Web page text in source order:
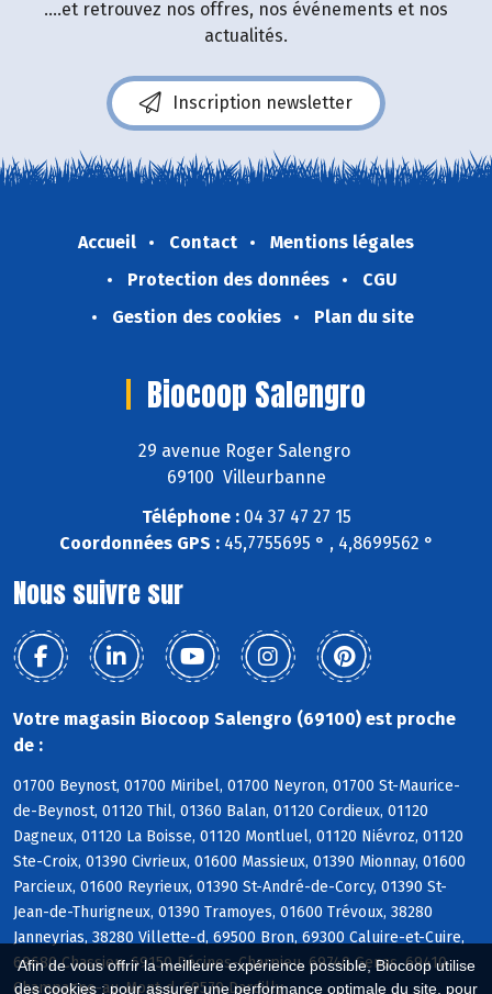
Afin de vous offrir la meilleure expérience possible, Biocoop utilise
des cookies : pour assurer une performance optimale du site, pour
....et retrouvez nos offres, nos événements et nos
actualités.
Inscription newsletter
Accueil Contact
Mentions légales
Protection des données
CGU
Gestion des cookies
Plan du site
Biocoop Salengro
29 avenue Roger Salengro
69100 Villeurbanne
Téléphone :04 37 47 27 15
Coordonnées GPS :45,7755695 ° , 4,8699562 °
Nous suivre sur
Votre magasin Biocoop Salengro (69100) est proche
de :
01700 Beynost, 01700 Miribel, 01700 Neyron, 01700 St-Maurice-
de-Beynost, 01120 Thil, 01360 Balan, 01120 Cordieux, 01120
Dagneux, 01120 La Boisse, 01120 Montluel, 01120 Niévroz, 01120
Ste-Croix, 01390 Civrieux, 01600 Massieux, 01390 Mionnay, 01600
Parcieux, 01600 Reyrieux, 01390 St-André-de-Corcy, 01390 St-
Jean-de-Thurigneux, 01390 Tramoyes, 01600 Trévoux, 38280
Janneyrias, 38280 Villette-d, 69500 Bron, 69300 Caluire-et-Cuire,
69680 Chassieu, 69150 Décines-Charpieu, 69740 Genas, 69410
Champagne-au-Mont-d, 69570 Dardilly